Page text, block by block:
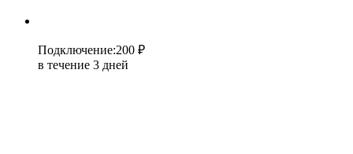
Подключение:200 ₽
в течение 3 дней